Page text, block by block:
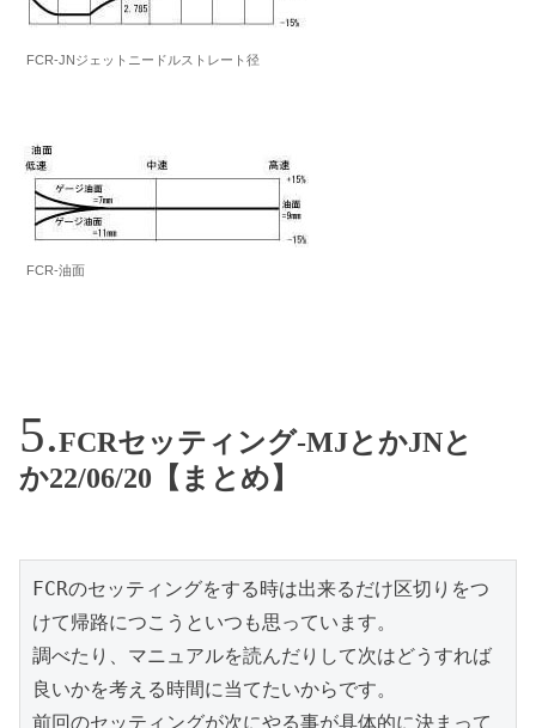
FCR-JNジェットニードルストレート径
FCR-油面
FCRセッティング-MJとかJNと
か22/06/20【まとめ】
FCRのセッティングをする時は出来るだけ区切りをつ
けて帰路につこうといつも思っています。
調べたり、マニュアルを読んだりして次はどうすれば
良いかを考える時間に当てたいからです。
前回のセッティングが次にやる事が具体的に決まって